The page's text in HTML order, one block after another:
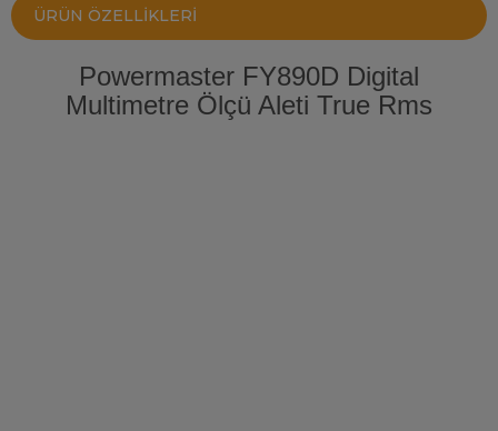
ÜRÜN ÖZELLIKLERI
Powermaster FY890D Digital
Multimetre Ölçü Aleti True Rms